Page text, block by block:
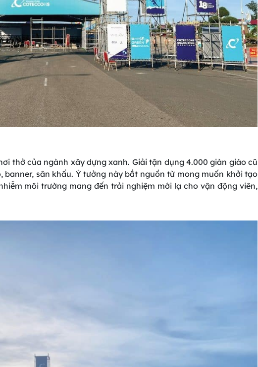
thở của ngành xây dựng xanh. Giải tận dụng 4.000 giàn giáo cũ
sân khấu. Ý tưởng này bắt nguồn từ mong muốn khởi tạo
môi trường mang đến trải nghiệm mới lạ cho vận động viên,